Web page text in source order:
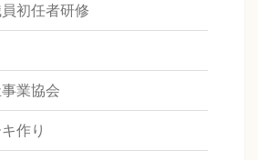
初任者研修
業協会
作り